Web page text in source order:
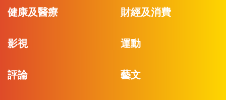
健康及醫療 財經及消費
影視 運動
評論 藝文